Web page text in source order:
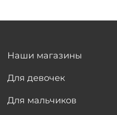
Наши магазины
Для девочек
Для мальчиков